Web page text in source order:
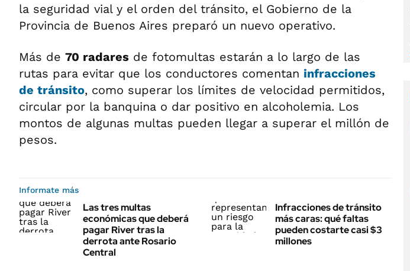
la seguridad vial y el orden del tránsito, el Gobierno de la
Provincia de Buenos Aires preparó un nuevo operativo.
Más de 70 radares de fotomultas estarán a lo largo de las
rutas para evitar que los conductores comentan infracciones
de tránsito, como superar los límites de velocidad permitidos,
circular por la banquina o dar positivo en alcoholemia. Los
montos de algunas multas pueden llegar a superar el millón de
pesos.
Informate más
Las tres multas
económicas que deberá
pagar River tras la
derrota ante Rosario
Central
Infracciones de tránsito
más caras: qué faltas
pueden costarte casi $3
millones